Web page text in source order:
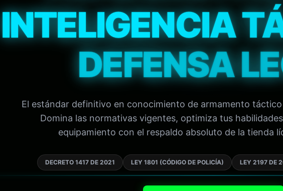
INTELIGENCIA
DEFENSA
El estándar definitivo en conocimiento de armamento
Domina las normativas vigentes, optimiza tus
equipamiento con el respaldo absoluto de la tienda
DECRETO 1417 DE 2021 LEY 1801 (CÓDIGO DE POLICÍA) LEY 2197 DE